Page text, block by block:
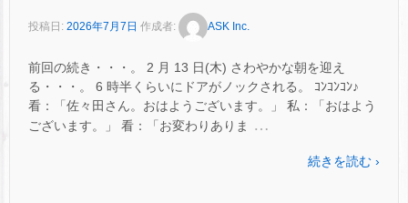
投稿日: 2026年7月7日 作成者: ASK Inc.
前回の続き・・・。 2 月 13 日(木) さわやかな朝を迎え
る・・・。 6 時半くらいにドアがノックされる。 ｺﾝｺﾝｺﾝ♪
看：「佐々田さん。おはようございます。」 私：「おはよう
ございます。」 看：「お変わりありま
…
続きを読む ›